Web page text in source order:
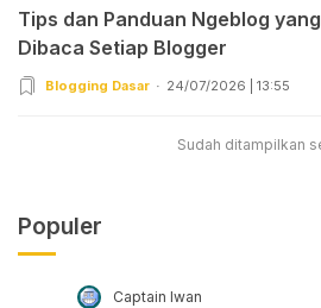
Tips dan Panduan Ngeblog
Dibaca Setiap Blogger
Blogging Dasar 24/07/2026 | 13:55
Sudah ditampilkan
Populer
Captain Iwan